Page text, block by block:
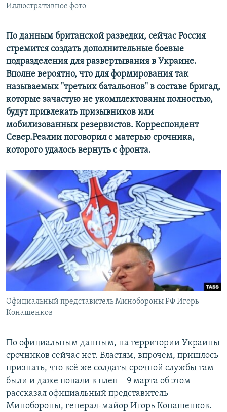
Иллюстративное фото
По данным британской разведки, сейчас Россия
стремится создать дополнительные боевые
подразделения для развертывания в Украине.
Вполне вероятно, что для формирования так
называемых "третьих батальонов" в составе бригад,
которые зачастую не укомплектованы полностью,
будут привлекать призывников или
мобилизованных резервистов. Корреспондент
Север.Реалии поговорил с матерью срочника,
которого удалось вернуть с фронта.
Официальный представитель Минобороны РФ Игорь
Конашенков
По официальным данным, на территории Украины
срочников сейчас нет. Властям, впрочем, пришлось
признать, что всё же солдаты срочной службы там
были и даже попали в плен – 9 марта об этом
рассказал официальный представитель
Минобороны, генерал-майор Игорь Конашенков.